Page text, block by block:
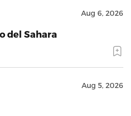
Aug 6, 2026
del Sahara
Aug 5, 2026